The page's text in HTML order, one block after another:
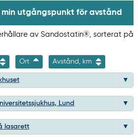
min utgångspunkt för avstånd
av Sandostatin®, sorterat på
Ort Avstånd, km
Lund
lasarett